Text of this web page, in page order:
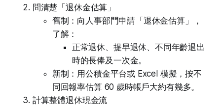
問清楚「退休金估算」
舊制：向人事部門申請「退休金估算」，
了解：
正常退休、提早退休、不同年齡退出
時的長俸及一次金。
新制：用公積金平台或 Excel 模擬，按不
同回報率估算 60 歲時帳戶大約有幾多。
計算整體退休現金流